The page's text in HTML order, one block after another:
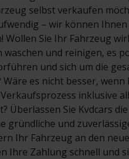
selbst verkaufen
– wir können
Wollen Sie Ihr Fahrzeug
waschen und reinigen, es
und sich um die
Wäre es nicht besser, wenn
inklusive
Überlassen Sie Kvdcars
gründliche und
Ihr Fahrzeug an den
Ihre Zahlung schnell und